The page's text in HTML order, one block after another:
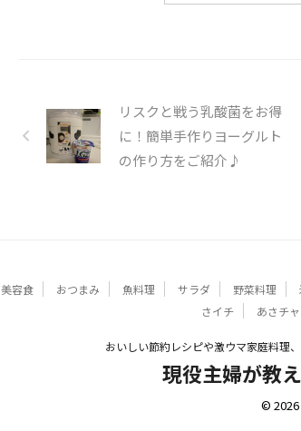
リスクと戦う乳酸菌をお得
に！簡単手作りヨーグルト
の作り方をご紹介♪
美容食 おつまみ 魚料理 サラダ 野菜料理
さイチ
あさチャ
おいしい節約レシピや激ウマ家庭料理
現役主婦が教
© 2026